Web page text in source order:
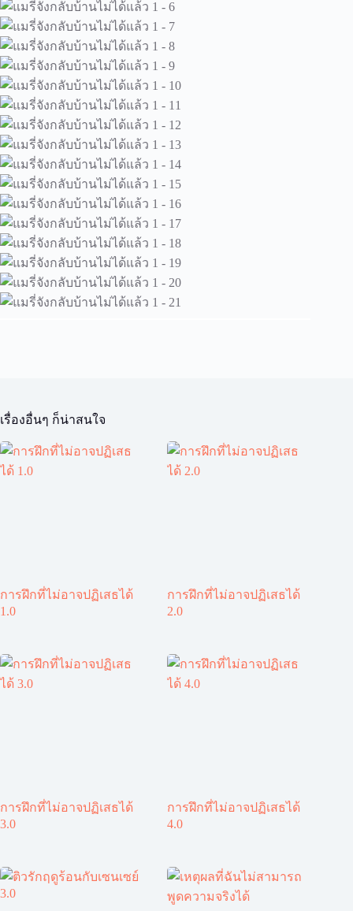
เรื่องอื่นๆ ก็น่าสนใจ
การฝึกที่ไม่อาจปฏิเสธได้
1.0
การฝึกที่ไม่อาจปฏิเสธได้
2.0
การฝึกที่ไม่อาจปฏิเสธได้
3.0
การฝึกที่ไม่อาจปฏิเสธได้
4.0